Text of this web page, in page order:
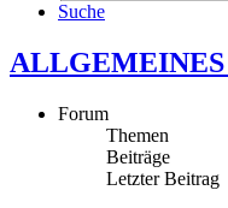
Suche
Forum
Themen
Beiträge
Letzter Beitrag